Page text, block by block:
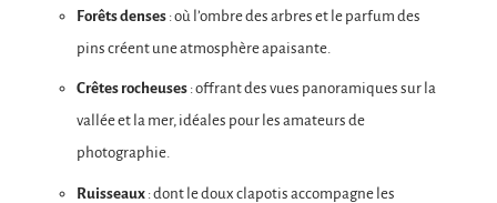
Forêts denses : où l’ombre des arbres et le parfum des
pins créent une atmosphère apaisante.
Crêtes rocheuses : offrant des vues panoramiques sur la
vallée et la mer, idéales pour les amateurs de
photographie.
Ruisseaux : dont le doux clapotis accompagne les